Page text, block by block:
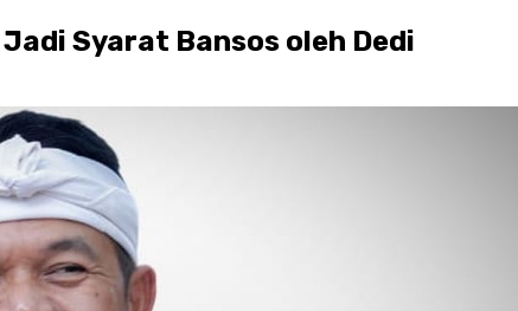
Syarat Bansos oleh Dedi